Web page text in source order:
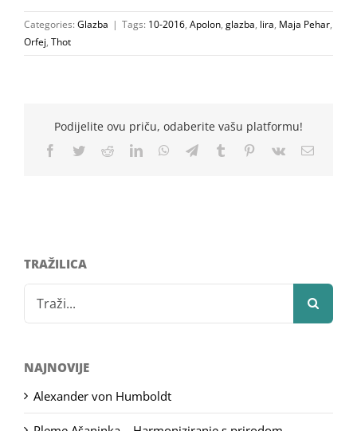
Categories: Glazba | Tags: 10-2016, Apolon, glazba, lira, Maja Pehar,
Orfej, Thot
Podijelite ovu priču, odaberite vašu platformu!
Facebook
TwitterRedditLinkedInWhatsApp
TelegramTumblr Pinterest
Vk Email
TRAŽILICA
Search
for:
NAJNOVIJE
Alexander von Humboldt